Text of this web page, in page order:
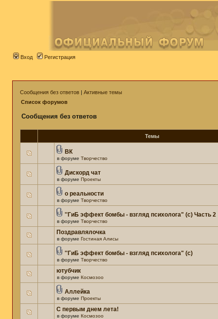
Вход Регистрация
Сообщения без ответов | Активные темы
Список форумов
Сообщения без ответов
Темы
ВК
в форуме Творчество
Дискорд чат
в форуме Проекты
о реальности
в форуме Творчество
''ГиБ эффект бомбы - взгляд психолога" (c) Часть 2
в форуме Творчество
Поздравлялочка
в форуме Гостиная Алисы
''ГиБ эффект бомбы - взгляд психолога" (c)
в форуме Творчество
ютубчик
в форуме Космозоо
Аллейка
в форуме Проекты
С первым днем лета!
в форуме Космозоо